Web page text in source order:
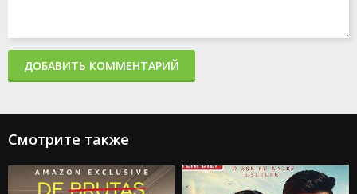
ДОБАВИТЬ КОММЕНТАРИЙ
Смотрите также